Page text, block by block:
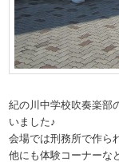
紀の川中学校吹奏楽部
いました♪
会場では刑務所で作ら
他にも体験コーナーな